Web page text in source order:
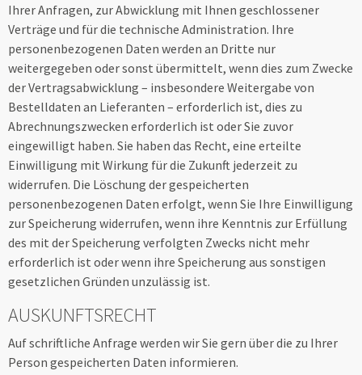
Ihrer Anfragen, zur Abwicklung mit Ihnen geschlossener
Verträge und für die technische Administration. Ihre
personenbezogenen Daten werden an Dritte nur
weitergegeben oder sonst übermittelt, wenn dies zum Zwecke
der Vertragsabwicklung – insbesondere Weitergabe von
Bestelldaten an Lieferanten – erforderlich ist, dies zu
Abrechnungszwecken erforderlich ist oder Sie zuvor
eingewilligt haben. Sie haben das Recht, eine erteilte
Einwilligung mit Wirkung für die Zukunft jederzeit zu
widerrufen. Die Löschung der gespeicherten
personenbezogenen Daten erfolgt, wenn Sie Ihre Einwilligung
zur Speicherung widerrufen, wenn ihre Kenntnis zur Erfüllung
des mit der Speicherung verfolgten Zwecks nicht mehr
erforderlich ist oder wenn ihre Speicherung aus sonstigen
gesetzlichen Gründen unzulässig ist.
AUSKUNFTSRECHT
Auf schriftliche Anfrage werden wir Sie gern über die zu Ihrer
Person gespeicherten Daten informieren.